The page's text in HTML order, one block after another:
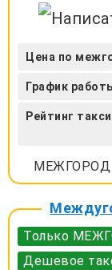
Цена по
График
Рейтинг
МЕЖГОРОД
Только
Дешевое